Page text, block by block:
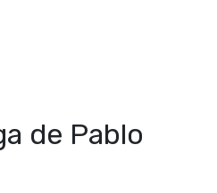
de Pablo